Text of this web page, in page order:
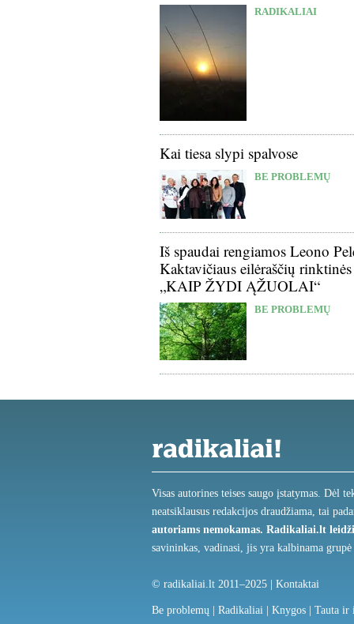
RADIKALIAI
Kai tiesa slypi spalvose
BE PROBLEMŲ
Iš spaudai rengiamos Leono
Kaktavičiaus eilėraščių rinktinės
„KAIP ŽYDI ĄŽUOLAI“
BE PROBLEMŲ
Visas autorines teises saugo įstatymas. Dėl
neatsiklausus redakcijos draudžiama, tai
autoriams nemokamas. Radikaliai.lt
savininkas, vadinasi, jis yra kalbinama
© radikaliai.lt 2011–2025 | Kontaktai
Be problemų Radikaliai Knygos Tauta ir